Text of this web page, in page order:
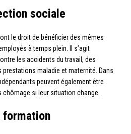
sociale
le droit de bénéficier des mêmes
à temps plein. Il s’agit
les accidents du travail, des
maladie et maternité. Dans
peuvent également être
si leur situation change.
formation